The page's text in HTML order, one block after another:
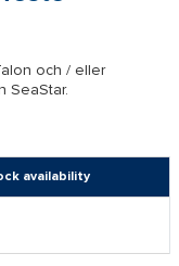
och / eller
SeaStar.
availability